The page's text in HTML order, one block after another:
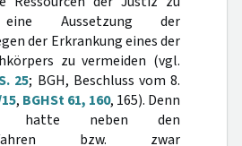
Aussetzung der
der Erkrankung eines der
zu vermeiden (vgl.
25; BGH, Beschluss vom 8.
, BGHSt 61, 160, 165). Denn
hatte neben den
bzw. zwar